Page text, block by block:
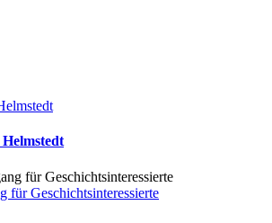
für Geschichtsinteressierte